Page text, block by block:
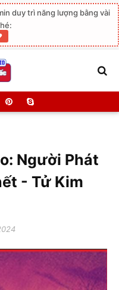
duy trì năng lượng bằng vài
Người Phát
- Tử Kim